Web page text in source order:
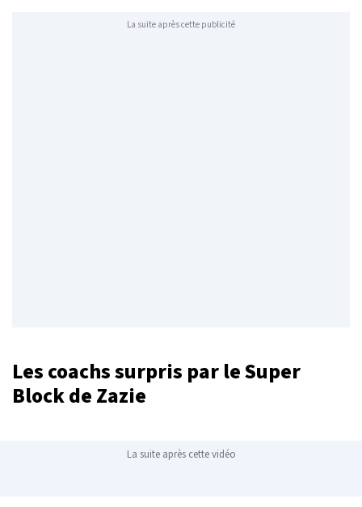
La suite après cette publicité
Les coachs surpris par le Super
Block de Zazie
La suite après cette vidéo